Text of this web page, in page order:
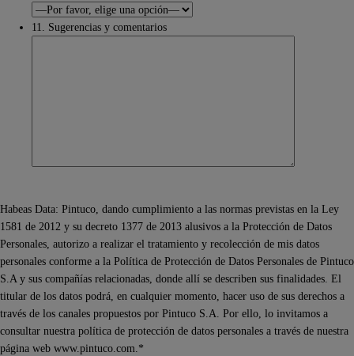
11. Sugerencias y comentarios
Habeas Data: Pintuco, dando cumplimiento a las normas previstas en la Ley
1581 de 2012 y su decreto 1377 de 2013 alusivos a la Protección de Datos
Personales, autorizo a realizar el tratamiento y recolección de mis datos
personales conforme a la Política de Protección de Datos Personales de Pintuco
S.A y sus compañías relacionadas, donde allí se describen sus finalidades. El
titular de los datos podrá, en cualquier momento, hacer uso de sus derechos a
través de los canales propuestos por Pintuco S.A. Por ello, lo invitamos a
consultar nuestra política de protección de datos personales a través de nuestra
página web www.pintuco.com.*